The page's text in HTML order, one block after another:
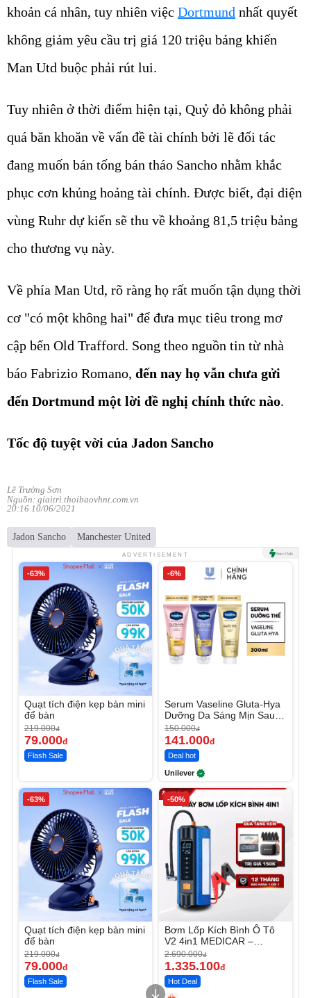
khoản cá nhân, tuy nhiên việc Dortmund nhất quyết
không giảm yêu cầu trị giá 120 triệu bảng khiến
Man Utd buộc phải rút lui.
Tuy nhiên ở thời điểm hiện tại, Quỷ đỏ không phải
quá băn khoăn về vấn đề tài chính bởi lẽ đối tác
đang muốn bán tống bán tháo Sancho nhằm khắc
phục cơn khủng hoảng tài chính. Được biết, đại diện
vùng Ruhr dự kiến sẽ thu về khoảng 81,5 triệu bảng
cho thương vụ này.
Về phía Man Utd, rõ ràng họ rất muốn tận dụng thời
cơ "có một không hai" để đưa mục tiêu trong mơ
cập bến Old Trafford. Song theo nguồn tin từ nhà
báo Fabrizio Romano, đến nay họ vẫn chưa gửi
đến Dortmund một lời đề nghị chính thức nào.
Tốc độ tuyệt vời của Jadon Sancho
Lê Trường Sơn
Nguồn: giaitri.thoibaovhnt.com.vn
20:16 10/06/2021
Jadon Sancho Manchester United
ADVERTISEMENT
-63%
Quạt tích điện kẹp bàn mini
để bàn
219.000đ
79.000đ
Flash Sale
-6%
Serum Vaseline Gluta-Hya
Dưỡng Da Sáng Mịn Sau 7
Ngày
150.000đ
141.000đ
Deal hot
Unilever
-63%
Quạt tích điện kẹp bàn mini
để bàn
219.000đ
79.000đ
Flash Sale
-50%
Bơm Lốp Kích Bình Ô Tô
V2 4in1 MEDICAR –
12.000mAh
2.690.000đ
1.335.100đ
Hot Deal